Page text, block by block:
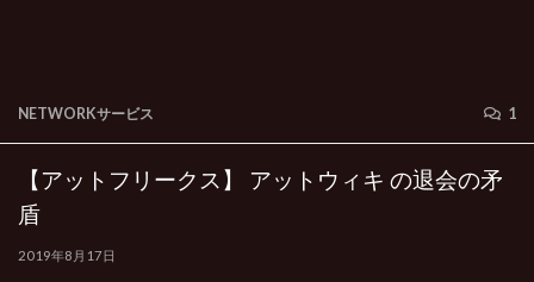
NETWORKサービス 1
【アットフリークス】 アットウィキ の退会の矛
盾
2019年8月17日